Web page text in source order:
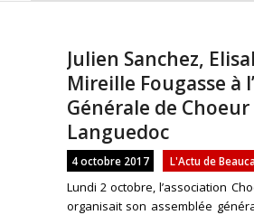
Julien Sanchez,
Mireille Fougasse à
Générale de
Languedoc
4 octobre 2017 L'Actu de
Lundi 2 octobre, l’association
organisait son assemblée